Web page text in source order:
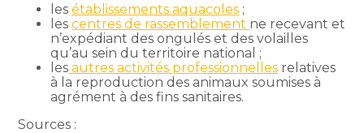
lesétablissements aquacoles ;
lescentres de rassemblement ne recevant et
n’expédiant des ongulés et des volailles
qu’au sein du territoire national ;
les autres activités professionnelles relatives
à la reproduction des animaux soumises à
agrément à des fins sanitaires.
Sources :